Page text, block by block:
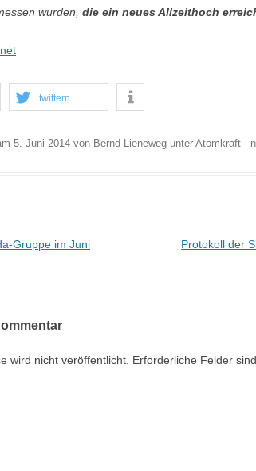
wurden, die ein neues Allzeithoch
twittern
5. Juni 2014 von Bernd Lieneweg unter Atomkraft -
Gruppe im Juni
Protokoll der
wird nicht veröffentlicht. Erforderliche Felder